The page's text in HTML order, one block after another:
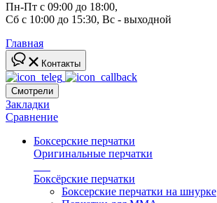
Пн-Пт с 09:00 до 18:00,
Сб с 10:00 до 15:30, Вс - выходной
Главная
Контакты
Смотрели
Закладки
Сравнение
Боксерские перчатки
Оригинальные перчатки
Боксёрские перчатки
Боксерские перчатки на шнурке